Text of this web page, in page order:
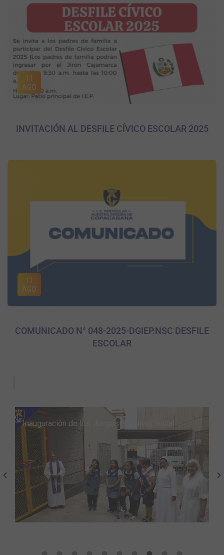
11
AGO
INVITACIÓN AL DESFILE CÍVICO ESCOLAR 2025
11
AGO
COMUNICADO N° 048-2025-DGIEP.NSC DESFILE
ESCOLAR
Visita del Alcalde del Rímac